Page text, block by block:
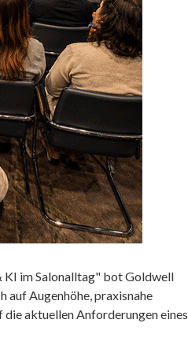
KI im Salonalltag" bot Goldwell
auf Augenhöhe, praxisnahe
aktuellen Anforderungen eines